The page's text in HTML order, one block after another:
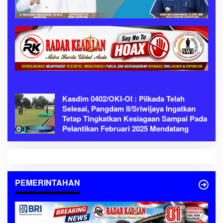
Kasdim 0402/OKI-OI : Pilkada Telah
Selesai, Pangdam II/Sriwijaya Ingatkan
Tetap Tingkatkan Kesiagaan Sampai Pada
Pelantikan Februari 2025 Mendatang
PEMERINTAHAN